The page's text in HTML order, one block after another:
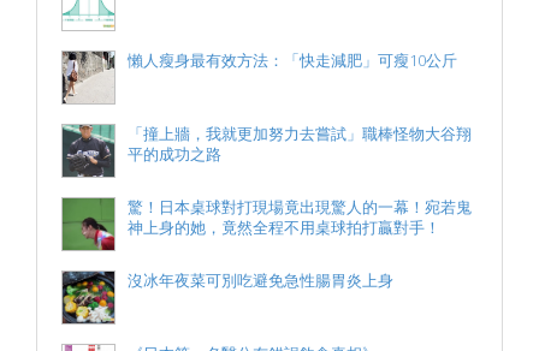
懶人瘦身最有效方法：「快走減肥」可瘦10公斤
「撞上牆，我就更加努力去嘗試」職棒怪物大谷翔
平的成功之路
驚！日本桌球對打現場竟出現驚人的一幕！宛若鬼
神上身的她，竟然全程不用桌球拍打贏對手！
沒冰年夜菜可別吃避免急性腸胃炎上身